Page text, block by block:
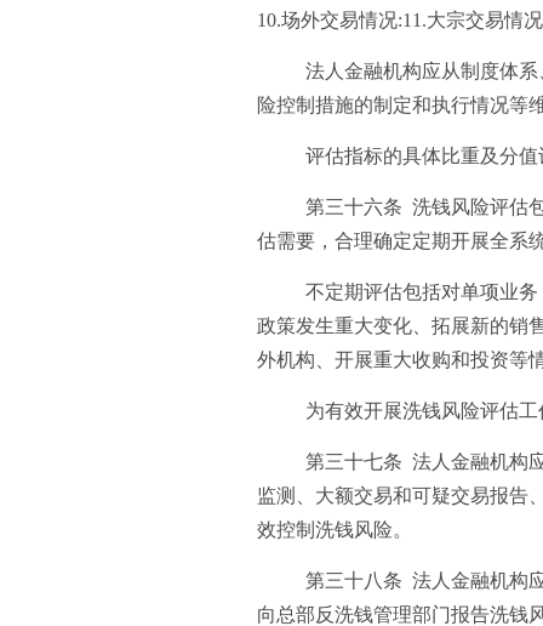
10.场外交易情况:11.大宗交易情
法人金融机构应从制度体
险控制措施的制定和执行情况等
评估指标的具体比重及分
第三十六条 洗钱风险评估
估需要，合理确定定期开展全系
不定期评估包括对单项业
政策发生重大变化、拓展新的销
外机构、开展重大收购和投资等
为有效开展洗钱风险评估
第三十七条 法人金融机构
监测、大额交易和可疑交易报告
效控制洗钱风险。
第三十八条 法人金融机构
向总部反洗钱管理部门报告洗钱